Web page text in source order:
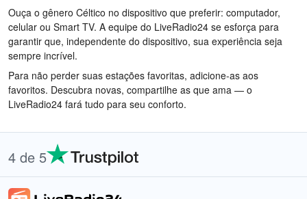
Ouça o gênero Céltico no dispositivo que preferir: computador,
celular ou Smart TV. A equipe do LiveRadio24 se esforça para
garantir que, independente do dispositivo, sua experiência seja
sempre incrível.
Para não perder suas estações favoritas, adicione-as aos
favoritos. Descubra novas, compartilhe as que ama — o
LiveRadio24 fará tudo para seu conforto.
4 de 5